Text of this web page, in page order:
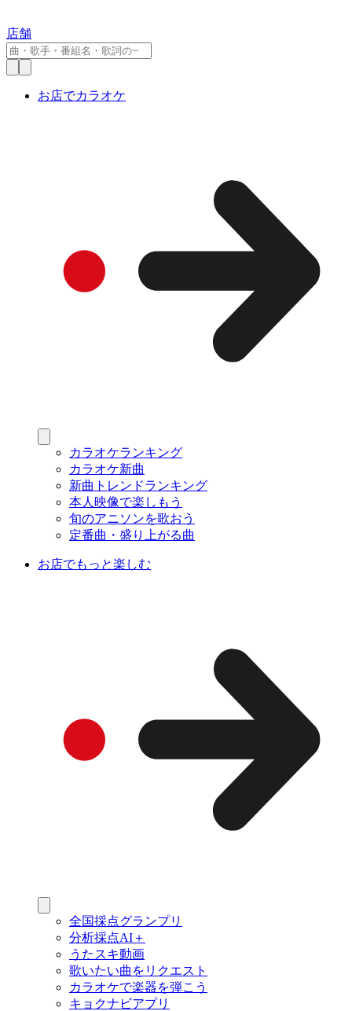
店舗
お店でカラオケ
カラオケランキング
カラオケ新曲
新曲トレンドランキング
本人映像で楽しもう
旬のアニソンを歌おう
定番曲・盛り上がる曲
お店でもっと楽しむ
全国採点グランプリ
分析採点AI＋
うたスキ動画
歌いたい曲をリクエスト
カラオケで楽器を弾こう
キョクナビアプリ